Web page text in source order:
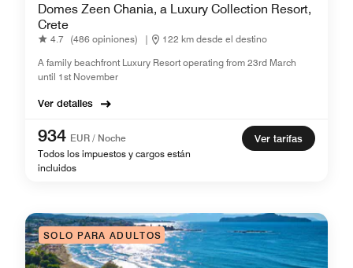
Domes Zeen Chania, a Luxury Collection Resort,
Crete
4.7 (486 opiniones) |
122 km desde el destino
A family beachfront Luxury Resort operating from 23rd March
until 1st November
Ver detalles
934 EUR / Noche
Todos los impuestos y cargos están
incluidos
Ver tarifas
SOLO PARA ADULTOS